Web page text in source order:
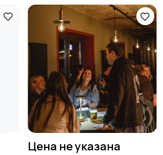
Цена не указана